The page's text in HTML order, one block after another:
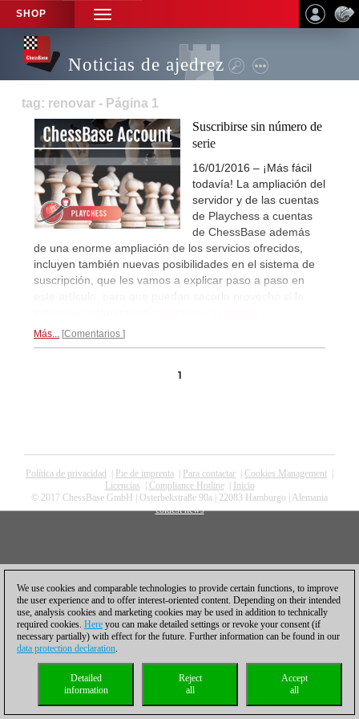
SHOP
TOGGLE
NAVIGATION
Noticias de ajedrez
tag: renovar - Página 1
Suscribirse sin número de
serie
16/01/2016 – ¡Más fácil
todavía! La ampliación del
servidor y de las cuentas
de Playchess a cuentas
de ChessBase además
de una enorme ampliación de los servicios ofrecidos,
incluyen también nuevas posibilidades en el sistema de
suscripción, que les vamos a explicar paso a paso en
este artículo, para que puedan sacarle provecho si lo
Más... Comentarios
1
Política de privacidad Pie de imprenta Para contactar Cookies Management
Licencias
Compliance Hotline|
Inicio
© 2017 ChessBase GmbH | Osterbekstraße 90a | 22083 Hamburgo | Alemania
coldest news
We use cookies and comparable technologies to provide certain functions, to improve
the user experience and to offer interest-oriented content. Depending on their intended
use, analysis cookies and marketing cookies may be used in addition to technically
required cookies. Here you can make detailed settings or revoke your consent (if
necessary partially) with effect for the future. Further information can be found in our
data protection declaration.
Accept
all
Reject
all
Detailed
information